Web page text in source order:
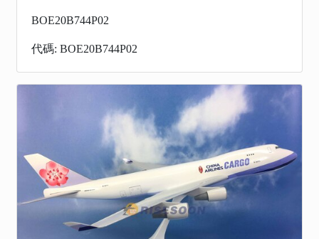
BOE20B744P02
代碼: BOE20B744P02